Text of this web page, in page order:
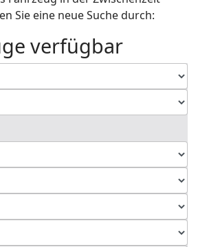
Sie eine neue Suche durch:
verfügbar